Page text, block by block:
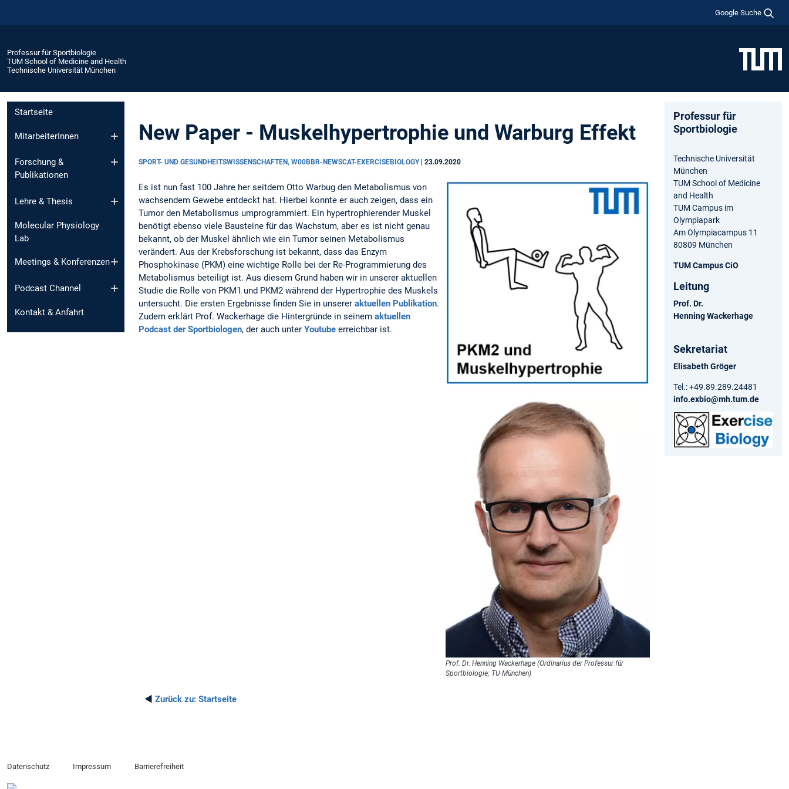
Google Suche
Professur für Sportbiologie
TUM School of Medicine and Health
Technische Universität München
Startseite
MitarbeiterInnen
Forschung &
Publikationen
Lehre & Thesis
Molecular Physiology
Lab
Meetings & Konferenzen
Podcast Channel
Kontakt & Anfahrt
New Paper - Muskelhypertrophie und Warburg Effekt
SPORT- UND GESUNDHEITSWISSENSCHAFTEN, W00BBR-NEWSCAT-EXERCISEBIOLOGY | 23.09.2020
Prof. Dr. Henning Wackerhage (Ordinarius der Professur für
Sportbiologie; TU München)
Es ist nun fast 100 Jahre her seitdem Otto Warbug den Metabolismus von
wachsendem Gewebe entdeckt hat. Hierbei konnte er auch zeigen, dass ein
Tumor den Metabolismus umprogrammiert. Ein hypertrophierender Muskel
benötigt ebenso viele Bausteine für das Wachstum, aber es ist nicht genau
bekannt, ob der Muskel ähnlich wie ein Tumor seinen Metabolismus
verändert. Aus der Krebsforschung ist bekannt, dass das Enzym
Phosphokinase (PKM) eine wichtige Rolle bei der Re-Programmierung des
Metabolismus beteiligt ist. Aus diesem Grund haben wir in unserer aktuellen
Studie die Rolle von PKM1 und PKM2 während der Hypertrophie des Muskels
untersucht. Die ersten Ergebnisse finden Sie in unserer aktuellen Publikation.
Zudem erklärt Prof. Wackerhage die Hintergründe in seinem aktuellen
Podcast der Sportbiologen, der auch unter Youtube erreichbar ist.
◄ Zurück zu: Startseite
Professur für
Sportbiologie
Technische Universität
München
TUM School of Medicine
and Health
TUM Campus im
Olympiapark
Am Olympiacampus 11
80809 München
TUM Campus CiO
Leitung
Prof. Dr.
Henning Wackerhage
Sekretariat
Elisabeth Gröger
Tel.: +49.89.289.24481
info.exbio@mh.tum.de
Datenschutz Impressum Barrierefreiheit